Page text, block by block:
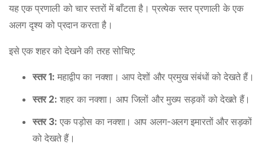
यह एक प्रणाली को चार स्तरों में बाँटता है। प्रत्येक स्तर प्रणाली के एक
अलग दृश्य को प्रदान करता है।
इसे एक शहर को देखने की तरह सोचिए:
स्तर 1: महाद्वीप का नक्शा। आप देशों और प्रमुख संबंधों को देखते हैं।
स्तर 2: शहर का नक्शा। आप जिलों और मुख्य सड़कों को देखते हैं।
स्तर 3: एक पड़ोस का नक्शा। आप अलग-अलग इमारतों और सड़कों
को देखते हैं।